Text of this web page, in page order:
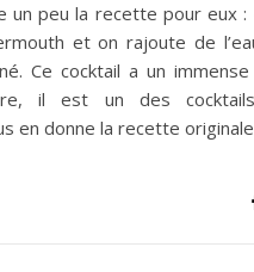
un peu la recette pour eux :
et on rajoute de
Ce cocktail a un
il est un des
en donne la recette